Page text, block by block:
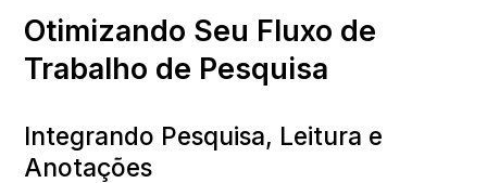
Otimizando Seu Fluxo de
Trabalho de Pesquisa
Integrando Pesquisa, Leitura e
Anotações